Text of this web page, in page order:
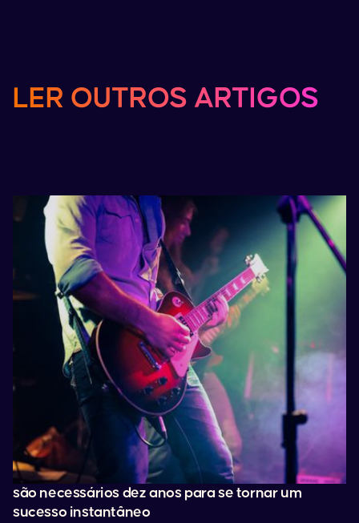
LER OUTROS ARTIGOS
são necessários dez anos para se tornar um
sucesso instantâneo